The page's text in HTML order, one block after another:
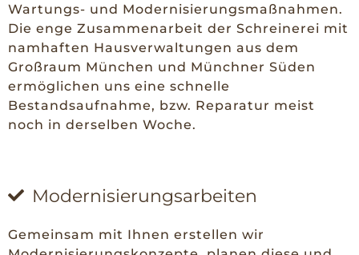
Wartungs- und Modernisierungsmaßnahmen.
Die enge Zusammenarbeit der Schreinerei mit
namhaften Hausverwaltungen aus dem
Großraum München und Münchner Süden
ermöglichen uns eine schnelle
Bestandsaufnahme, bzw. Reparatur meist
noch in derselben Woche.
Modernisierungsarbeiten
Gemeinsam mit Ihnen erstellen wir